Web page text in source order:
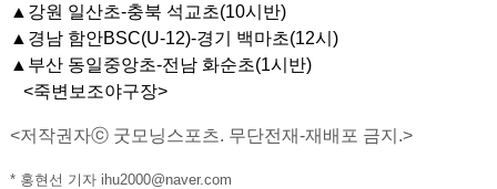
▲강원 일산초-충북 석교초(10시반)
▲경남 함안BSC(U-12)-경기 백마초(12시)
▲부산 동일중앙초-전남 화순초(1시반)
<죽변보조야구장>
<저작권자ⓒ 굿모닝스포츠. 무단전재-재배포 금지.>
* 홍현선 기자 ihu2000@naver.com